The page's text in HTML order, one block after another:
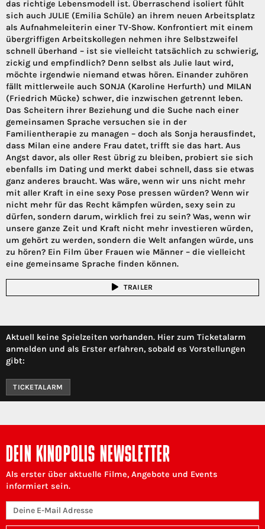
das richtige Lebensmodell ist. Überraschend isoliert fühlt
sich auch JULIE (Emilia Schüle) an ihrem neuen Arbeitsplatz
als Aufnahmeleiterin einer TV-Show. Konfrontiert mit einem
übergriffigen Arbeitskollegen nehmen ihre Selbstzweifel
schnell überhand – ist sie vielleicht tatsächlich zu schwierig,
zickig und empfindlich? Denn selbst als Julie laut wird,
möchte irgendwie niemand etwas hören. Einander zuhören
fällt mittlerweile auch SONJA (Karoline Herfurth) und MILAN
(Friedrich Mücke) schwer, die inzwischen getrennt leben.
Das Scheitern ihrer Beziehung und die Suche nach einer
gemeinsamen Sprache versuchen sie in der
Familientherapie zu managen – doch als Sonja herausfindet,
dass Milan eine andere Frau datet, trifft sie das hart. Aus
Angst davor, als oller Rest übrig zu bleiben, probiert sie sich
ebenfalls im Dating und merkt dabei schnell, dass sie etwas
ganz anderes braucht. Was wäre, wenn wir uns nicht mehr
mit aller Kraft in eine sexy Pose pressen würden? Wenn wir
nicht mehr für das Recht kämpfen würden, sexy sein zu
dürfen, sondern darum, wirklich frei zu sein? Was, wenn wir
unsere ganze Zeit und Kraft nicht mehr investieren würden,
um gehört zu werden, sondern die Welt anfangen würde, uns
zu hören? Ein Film über Frauen wie Männer – die vielleicht
eine gemeinsame Sprache finden können.
TRAILER
Aktuell keine Spielzeiten vorhanden. Hier zum Ticketalarm
anmelden und als Erster erfahren, sobald es Vorstellungen
gibt:
TICKETALARM
DEIN KINOPOLIS NEWSLETTER
Als erster über aktuelle Filme, Angebote und Events
informiert sein.